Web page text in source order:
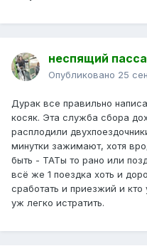
неспящий
Опубликовано 25
Дурак все правильно
косяк. Эта служба сбора
расплодили
минутки зажимают, хотя
быть - ТАТы то рано или
всё же 1 поездка хоть и
сработать и приезжий и
уж легко истратить.